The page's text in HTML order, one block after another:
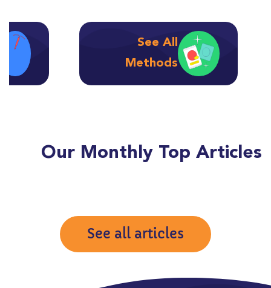
See All
Methods
Our Monthly Top Articles
See all articles